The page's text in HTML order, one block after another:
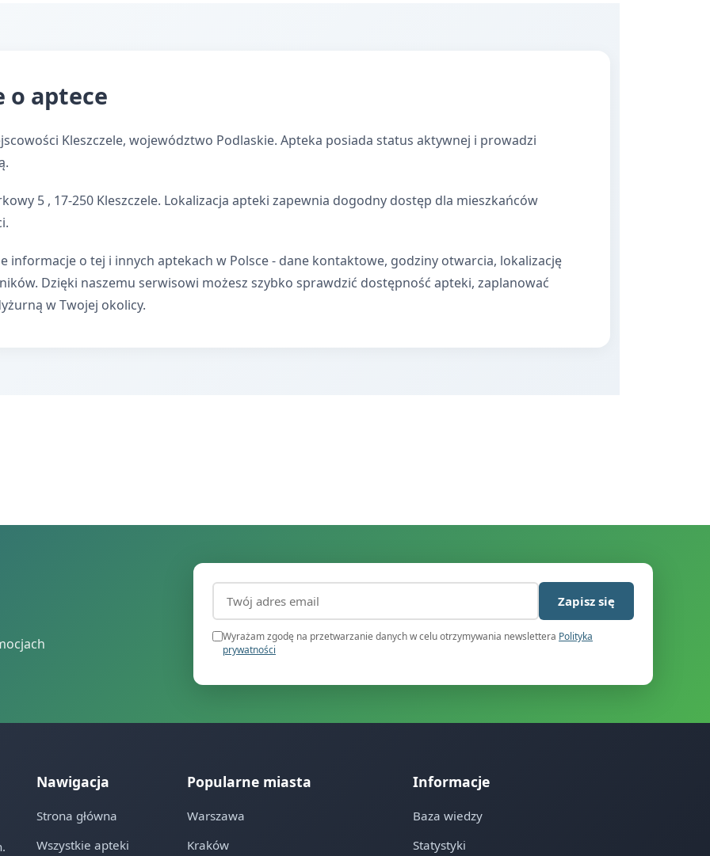
o aptece
Kleszczele, województwo Podlaskie. Apteka posiada status aktywnej i prowadzi
5 , 17-250 Kleszczele. Lokalizacja apteki zapewnia dogodny dostęp dla mieszkańców
informacje o tej i innych aptekach w Polsce - dane kontaktowe, godziny otwarcia, lokalizację
Dzięki naszemu serwisowi możesz szybko sprawdzić dostępność apteki, zaplanować
w Twojej okolicy.
Adres email (wymagany)
Zapisz się
Wyrażam zgodę na przetwarzanie danych w celu otrzymywania newslettera Polityka
prywatności
Nawigacja
Strona główna
Wszystkie apteki
Popularne miasta
Warszawa
Kraków
Informacje
Baza wiedzy
Statystyki